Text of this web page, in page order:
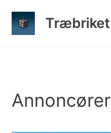
Træbriket
Annoncører